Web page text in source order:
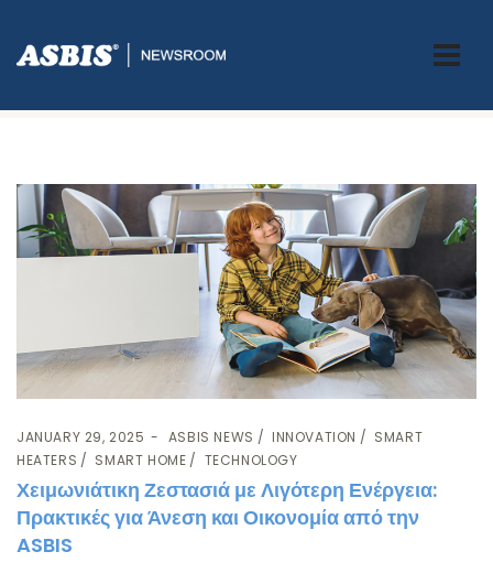
Tag:smarthome
JANUARY 29, 2025 ASBIS NEWS INNOVATION
SMART
HEATERS
SMART HOME TECHNOLOGY
Χειμωνιάτικη Ζεστασιά με Λιγότερη Ενέργεια:
Πρακτικές για Άνεση και Οικονομία από την
ASBIS